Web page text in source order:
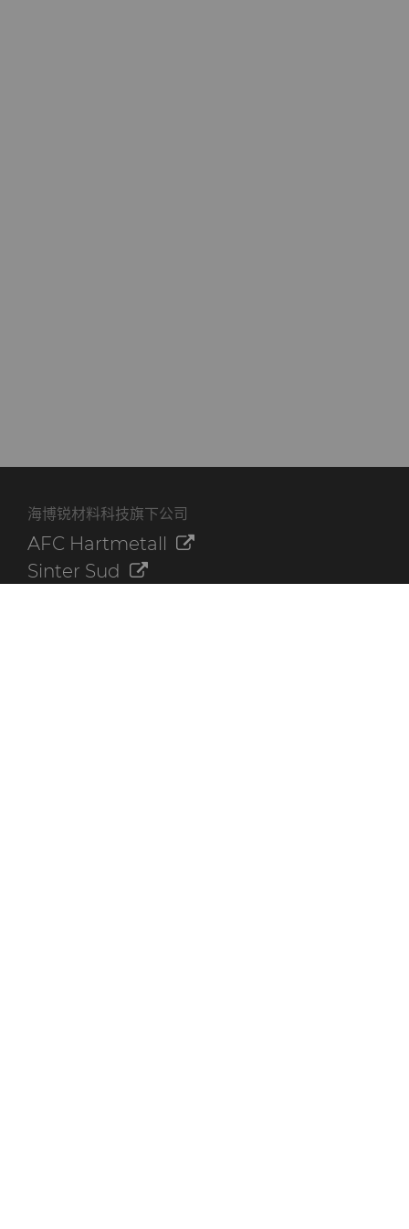
海博锐材料科技旗下公司
AFC Hartmetall
Sinter Sud